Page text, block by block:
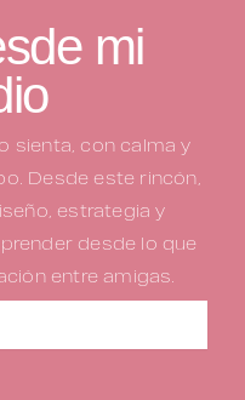
mi
sienta, con calma y
Desde este rincón,
estrategia y
desde lo que
entre amigas.